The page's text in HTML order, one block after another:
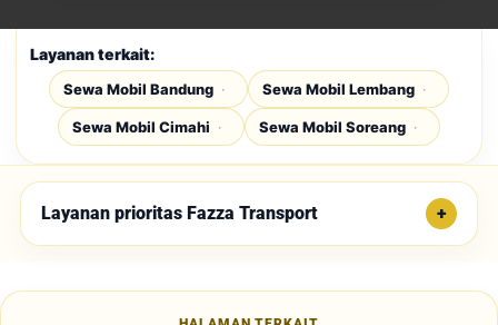
Layanan terkait:
Sewa Mobil Bandung Sewa Mobil Lembang
Sewa Mobil Cimahi Sewa Mobil Soreang
Layanan prioritas Fazza Transport